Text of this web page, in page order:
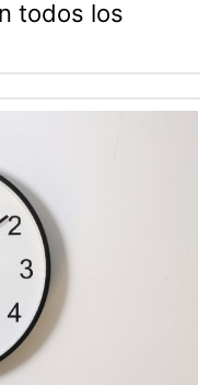
todos los